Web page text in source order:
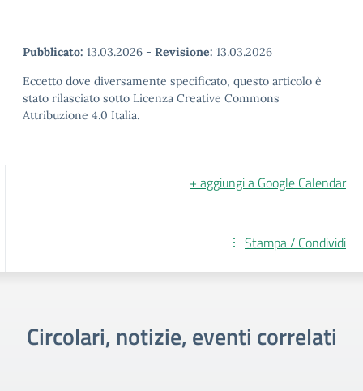
Pubblicato: 13.03.2026 - Revisione: 13.03.2026
Eccetto dove diversamente specificato, questo articolo è
stato rilasciato sotto Licenza Creative Commons
Attribuzione 4.0 Italia.
+ aggiungi a Google Calendar
Stampa / Condividi
Circolari, notizie, eventi correlati